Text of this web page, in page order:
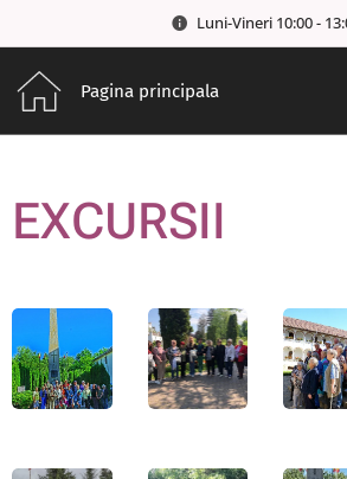
Luni-Vineri 10:00 -
Pagina principala
EXCURSII